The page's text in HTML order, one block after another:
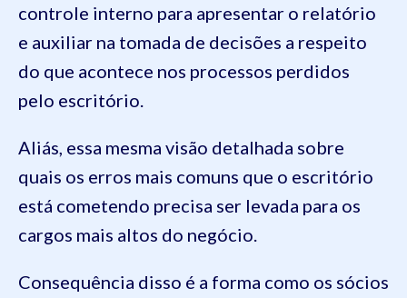
controle interno para apresentar o relatório
e auxiliar na tomada de decisões a respeito
do que acontece nos processos perdidos
pelo escritório.
Aliás, essa mesma visão detalhada sobre
quais os erros mais comuns que o escritório
está cometendo precisa ser levada para os
cargos mais altos do negócio.
Consequência disso é a forma como os sócios